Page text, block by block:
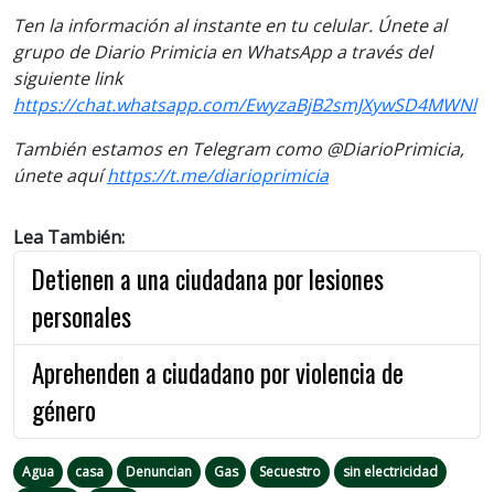
Ten la información al instante en tu celular. Únete al
grupo de Diario Primicia en WhatsApp a través del
siguiente link
https://chat.whatsapp.com/EwyzaBjB2smJXywSD4MWNl
También estamos en Telegram como @DiarioPrimicia,
únete aquíhttps://t.me/diarioprimicia
Lea También:
Detienen a una ciudadana por lesiones
personales
Aprehenden a ciudadano por violencia de
género
Agua casa Denuncian Gas Secuestro
sin electricidad